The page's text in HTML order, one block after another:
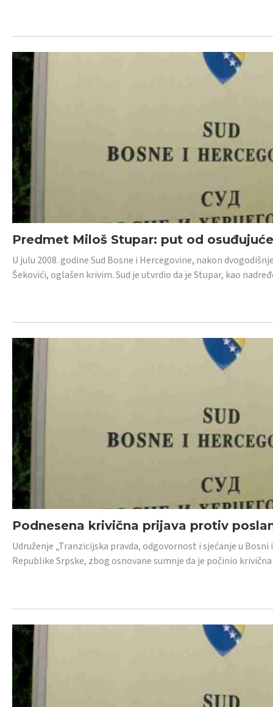
Predmet Miloš Stupar: put od
U julu 2008. godine Sud Bosne i Hercegovine, nakon
Šekovići, oglašen krivim. Sud je utvrdio da je Stupar, kao
Podnesena krivična prijava protiv
Udruženje „Tranzicijska pravda, odgovornost i sjećanje u
Republike Srpske, zbog osnovane sumnje da je počinio